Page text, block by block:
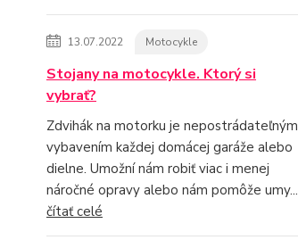
13.07.2022 Motocykle
Stojany na motocykle. Ktorý si
vybrať?
Zdvihák na motorku je nepostrádateľným
vybavením každej domácej garáže alebo
dielne. Umožní nám robiť viac i menej
náročné opravy alebo nám pomôže umy...
čítať celé